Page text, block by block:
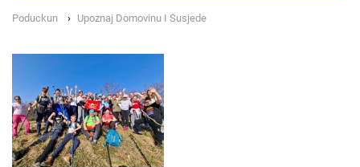
Poduckun Upoznaj Domovinu I Susjede